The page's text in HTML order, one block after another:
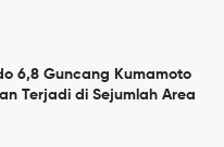
6,8 Guncang Kumamoto
Terjadi di Sejumlah Area